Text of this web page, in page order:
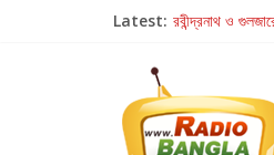
Latest: রবীন্দ্রনাথ ও
Retribution:
হাওয়া বদলের